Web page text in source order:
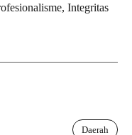
Integritas
Daerah